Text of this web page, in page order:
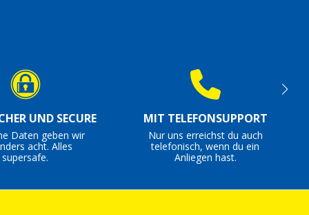
UND SECURE
Daten geben wir
acht. Alles
supersafe.
MIT TELEFONSUPPORT
Nur uns erreichst du auch
telefonisch, wenn du ein
Anliegen hast.